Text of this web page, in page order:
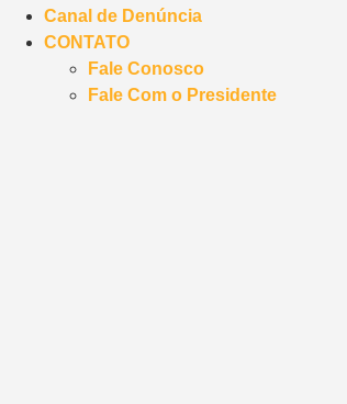
Canal de Denúncia
CONTATO
Fale Conosco
Fale Com o Presidente